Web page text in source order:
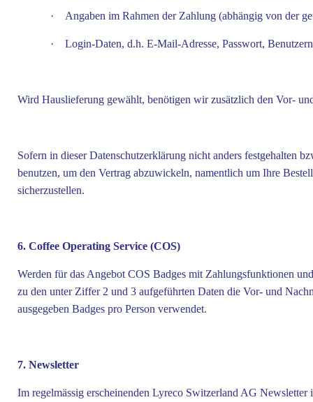
· Angaben im Rahmen der Zahlung (abhängig von der
· Login-Daten, d.h. E-Mail-Adresse, Passwort,
Wird Hauslieferung gewählt, benötigen wir zusätzlich den Vor-
Sofern in dieser Datenschutzerklärung nicht anders festgehalten
benutzen, um den Vertrag abzuwickeln, namentlich um Ihre
sicherzustellen.
6. Coffee Operating Service (COS)
Werden für das Angebot COS Badges mit Zahlungsfunktionen
zu den unter Ziffer 2 und 3 aufgeführten Daten die Vor- und
ausgegeben Badges pro Person verwendet.
7. Newsletter
Im regelmässig erscheinenden Lyreco Switzerland AG